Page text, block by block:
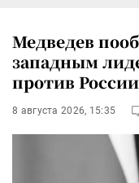
Медведев
западным
против России
8 августа 2026, 15:35